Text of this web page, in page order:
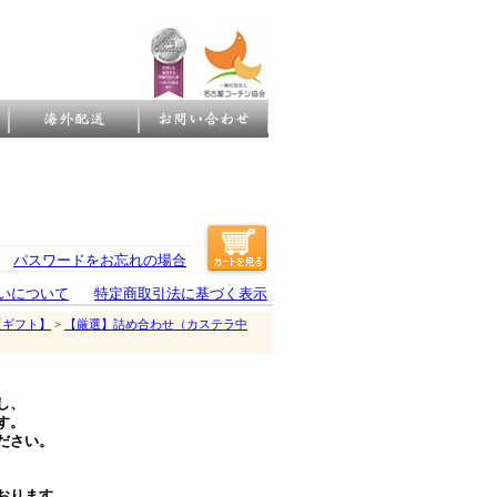
パスワードをお忘れの場合
について 特定商取引法に基づく表示
フト】 > 【厳選】詰め合わせ（カステラ中
い。